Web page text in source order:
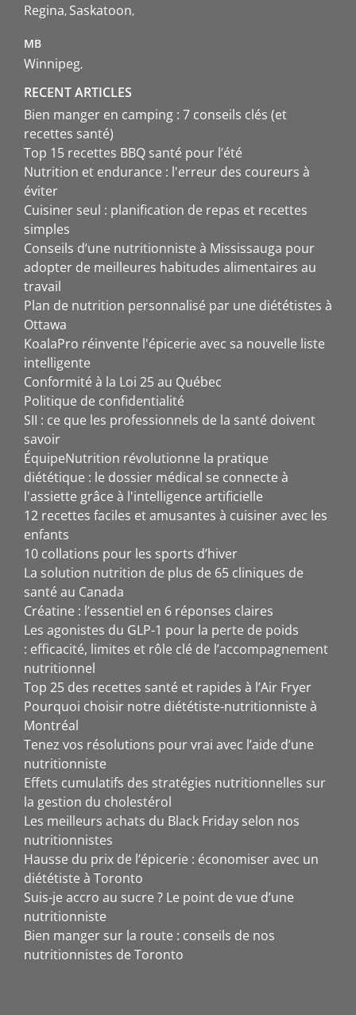
Regina Saskatoon
MB
Winnipeg
RECENT ARTICLES
Bien manger en camping : 7 conseils clés (et
recettes santé)
Top 15 recettes BBQ santé pour l’été
Nutrition et endurance : l'erreur des coureurs à
éviter
Cuisiner seul : planification de repas et recettes
simples
Conseils d’une nutritionniste à Mississauga pour
adopter de meilleures habitudes alimentaires au
travail
Plan de nutrition personnalisé par une diététistes à
Ottawa
KoalaPro réinvente l'épicerie avec sa nouvelle liste
intelligente
Conformité à la Loi 25 au Québec
Politique de confidentialité
SII : ce que les professionnels de la santé doivent
savoir
ÉquipeNutrition révolutionne la pratique
diététique : le dossier médical se connecte à
l'assiette grâce à l'intelligence artificielle
12 recettes faciles et amusantes à cuisiner avec les
enfants
10 collations pour les sports d’hiver
La solution nutrition de plus de 65 cliniques de
santé au Canada
Créatine : l’essentiel en 6 réponses claires
Les agonistes du GLP-1 pour la perte de poids
: efficacité, limites et rôle clé de l’accompagnement
nutritionnel
Top 25 des recettes santé et rapides à l’Air Fryer
Pourquoi choisir notre diététiste-nutritionniste à
Montréal
Tenez vos résolutions pour vrai avec l’aide d’une
nutritionniste
Effets cumulatifs des stratégies nutritionnelles sur
la gestion du cholestérol
Les meilleurs achats du Black Friday selon nos
nutritionnistes
Hausse du prix de l’épicerie : économiser avec un
diététiste à Toronto
Suis-je accro au sucre ? Le point de vue d’une
nutritionniste
Bien manger sur la route : conseils de nos
nutritionnistes de Toronto